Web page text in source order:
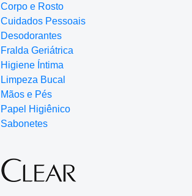
Corpo e Rosto
Cuidados Pessoais
Desodorantes
Fralda Geriátrica
Higiene Íntima
Limpeza Bucal
Mãos e Pés
Papel Higiênico
Sabonetes